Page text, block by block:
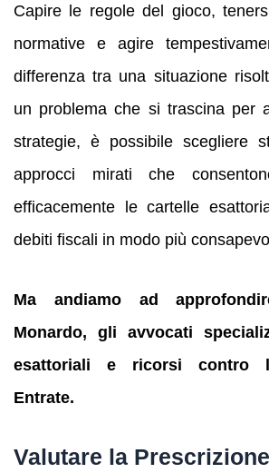
Capire le regole del gioco,
normative e agire
differenza tra una situazione
un problema che si trascina per
strategie, è possibile scegliere
approcci mirati che
efficacemente le cartelle
debiti fiscali in modo più
Ma andiamo ad
Monardo, gli avvocati
esattoriali e ricorsi contro
Entrate.
Valutare la